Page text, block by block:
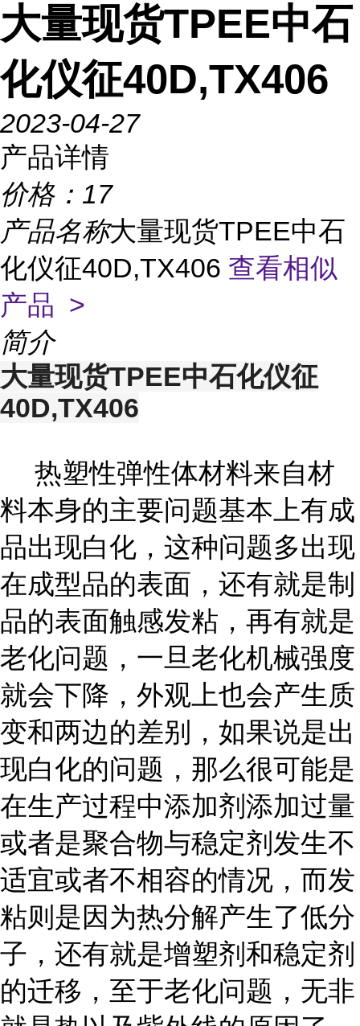
大量现货TPEE中石
化仪征40D,TX406
2023-04-27
产品详情
价格： 17
产品名称大量现货TPEE中石
化仪征40D,TX406 查看相似
产品 >
简介
大量现货TPEE中石化仪征
40D,TX406
热塑性弹性体材料来自材
料本身的主要问题基本上有成
品出现白化，这种问题多出现
在成型品的表面，还有就是制
品的表面触感发粘，再有就是
老化问题，一旦老化机械强度
就会下降，外观上也会产生质
变和两边的差别，如果说是出
现白化的问题，那么很可能是
在生产过程中添加剂添加过量
或者是聚合物与稳定剂发生不
适宜或者不相容的情况，而发
粘则是因为热分解产生了低分
子，还有就是增塑剂和稳定剂
的迁移，至于老化问题，无非